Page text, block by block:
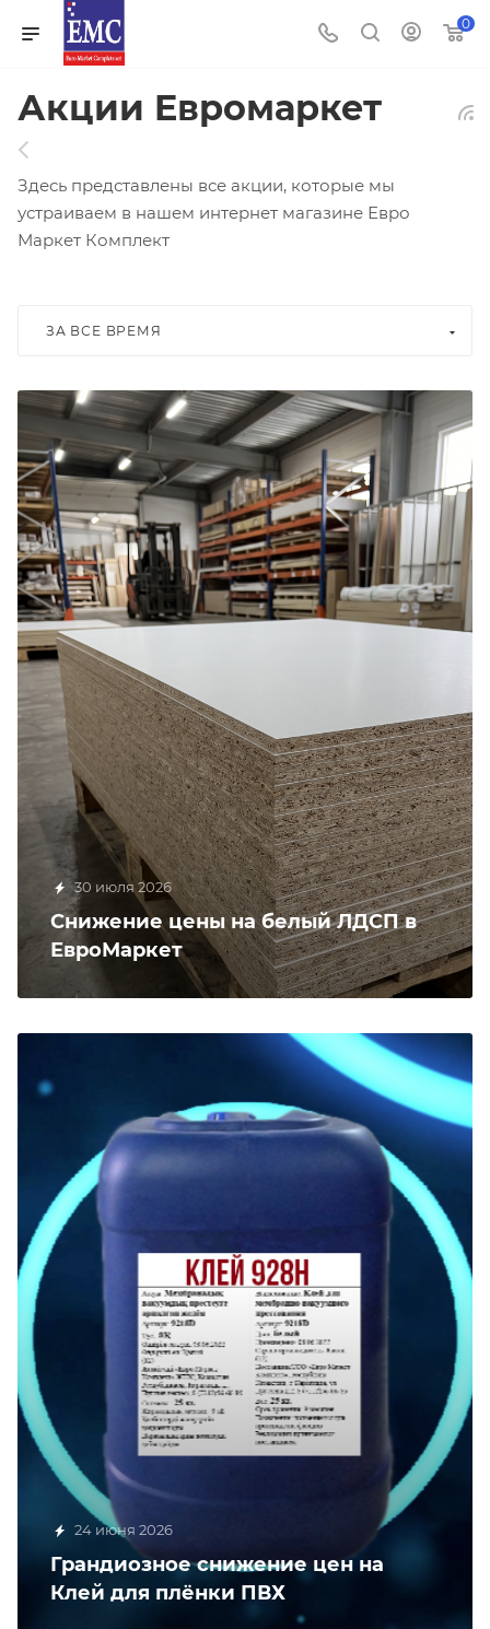
0
Акции Eвромаркет
Здесь представлены все акции, которые мы
устраиваем в нашем интернет магазине Евро
Маркет Комплект
ЗА ВСЕ ВРЕМЯ
30 июля 2026
Снижение цены на белый ЛДСП в
ЕвроМаркет
24 июня 2026
Грандиозное снижение цен на
Клей для плёнки ПВХ